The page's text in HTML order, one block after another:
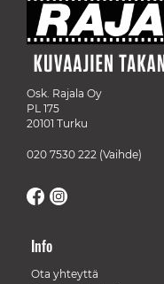
Osk. Rajala Oy
PL 175
20101 Turku
020 7530 222 (Vaihde)
Info
Ota yhteyttä